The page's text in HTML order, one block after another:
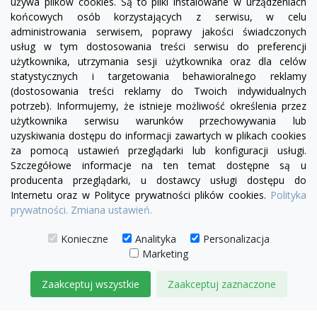
FacebookYouTubePinterest
końcowych osób korzystających z serwisu, w celu
administrowania serwisem, poprawy jakości świadczonych
usług w tym dostosowania treści serwisu do preferencji
użytkownika, utrzymania sesji użytkownika oraz dla celów
statystycznych i targetowania behawioralnego reklamy
(dostosowania treści reklamy do Twoich indywidualnych
potrzeb). Informujemy, że istnieje możliwość określenia przez
użytkownika serwisu warunków przechowywania lub
uzyskiwania dostępu do informacji zawartych w plikach cookies
za pomocą ustawień przeglądarki lub konfiguracji usługi.
Szczegółowe informacje na ten temat dostępne są u
producenta przeglądarki, u dostawcy usługi dostępu do
Internetu oraz w Polityce prywatności plików cookies. Polityka
prywatności. Zmiana ustawień.
Konieczne Analityka
Personalizacja
Marketing
Zaakceptuj wszystkie Zaakceptuj zaznaczone
PRODUKTY

INFORMACJE
